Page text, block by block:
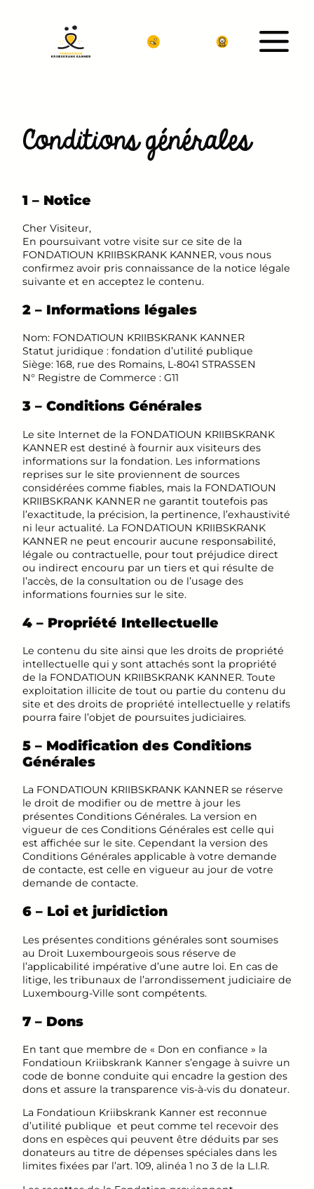
Conditions générales
1 – Notice
Cher Visiteur,
En poursuivant votre visite sur ce site de la
FONDATIOUN KRIIBSKRANK KANNER, vous nous
confirmez avoir pris connaissance de la notice légale
suivante et en acceptez le contenu.
2 – Informations légales
Nom: FONDATIOUN KRIIBSKRANK KANNER
Statut juridique : fondation d’utilité publique
Siège: 168, rue des Romains, L-8041 STRASSEN
N° Registre de Commerce : G11
3 – Conditions Générales
Le site Internet de la FONDATIOUN KRIIBSKRANK
KANNER est destiné à fournir aux visiteurs des
informations sur la fondation. Les informations
reprises sur le site proviennent de sources
considérées comme fiables, mais la FONDATIOUN
KRIIBSKRANK KANNER ne garantit toutefois pas
l’exactitude, la précision, la pertinence, l’exhaustivité
ni leur actualité. La FONDATIOUN KRIIBSKRANK
KANNER ne peut encourir aucune responsabilité,
légale ou contractuelle, pour tout préjudice direct
ou indirect encouru par un tiers et qui résulte de
l’accès, de la consultation ou de l’usage des
informations fournies sur le site.
4 – Propriété Intellectuelle
Le contenu du site ainsi que les droits de propriété
intellectuelle qui y sont attachés sont la propriété
de la FONDATIOUN KRIIBSKRANK KANNER. Toute
exploitation illicite de tout ou partie du contenu du
site et des droits de propriété intellectuelle y relatifs
pourra faire l’objet de poursuites judiciaires.
5 – Modification des Conditions
Générales
La FONDATIOUN KRIIBSKRANK KANNER se réserve
le droit de modifier ou de mettre à jour les
présentes Conditions Générales. La version en
vigueur de ces Conditions Générales est celle qui
est affichée sur le site. Cependant la version des
Conditions Générales applicable à votre demande
de contacte, est celle en vigueur au jour de votre
demande de contacte.
6 – Loi et juridiction
Les présentes conditions générales sont soumises
au Droit Luxembourgeois sous réserve de
l’applicabilité impérative d’une autre loi. En cas de
litige, les tribunaux de l’arrondissement judiciaire de
Luxembourg-Ville sont compétents.
7 – Dons
En tant que membre de « Don en confiance » la
Fondatioun Kriibskrank Kanner s’engage à suivre un
code de bonne conduite qui encadre la gestion des
dons et assure la transparence vis-à-vis du donateur.
La Fondatioun Kriibskrank Kanner est reconnue
d’utilité publique et peut comme tel recevoir des
dons en espèces qui peuvent être déduits par ses
donateurs au titre de dépenses spéciales dans les
limites fixées par l’art. 109, alinéa 1 no 3 de la L.I.R.